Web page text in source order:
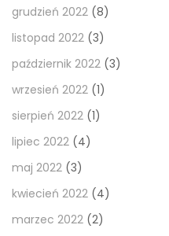
grudzień 2022 (8)
listopad 2022 (3)
październik 2022 (3)
wrzesień 2022 (1)
sierpień 2022 (1)
lipiec 2022 (4)
maj 2022 (3)
kwiecień 2022 (4)
marzec 2022 (2)